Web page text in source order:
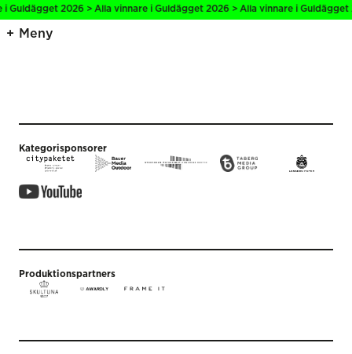
Guldägget 2026 > Alla vinnare i Guldägget 2026 > Alla vinnare i
Meny
Kategorisponsorer
Produktionspartners